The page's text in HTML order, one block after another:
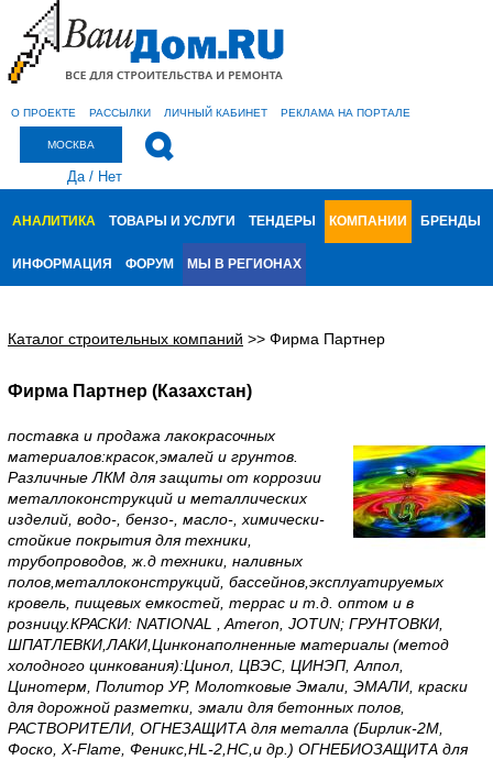
О ПРОЕКТЕ РАССЫЛКИ ЛИЧНЫЙ КАБИНЕТ РЕКЛАМА НА ПОРТАЛЕ
МОСКВА
Да/ Нет
АНАЛИТИКА ТОВАРЫ И УСЛУГИ ТЕНДЕРЫ КОМПАНИИ БРЕНДЫ
ИНФОРМАЦИЯ ФОРУМ МЫ В РЕГИОНАХ
Каталог строительных компаний >> Фирма Партнер
Фирма Партнер (Казахстан)
поставка и продажа лакокрасочных
материалов:красок,эмалей и грунтов.
Различные ЛКМ для защиты от коррозии
металлоконструкций и металлических
изделий, водо-, бензо-, масло-, химически-
стойкие покрытия для техники,
трубопроводов, ж.д техники, наливных
полов,металлоконструкций, бассейнов,эксплуатируемых
кровель, пищевых емкостей, террас и т.д. оптом и в
розницу.КРАСКИ: NATIONAL , Ameron, JOTUN; ГРУНТОВКИ,
ШПАТЛЕВКИ,ЛАКИ,Цинконаполненные материалы (метод
холодного цинкования):Цинол, ЦВЭС, ЦИНЭП, Алпол,
Цинотерм, Политор УР, Молотковые Эмали, ЭМАЛИ, краски
для дорожной разметки, эмали для бетонных полов,
РАСТВОРИТЕЛИ, ОГНЕЗАЩИТА для металла (Бирлик-2М,
Фоско, X-Flame, Феникс,HL-2,HC,и др.) ОГНЕБИОЗАЩИТА для